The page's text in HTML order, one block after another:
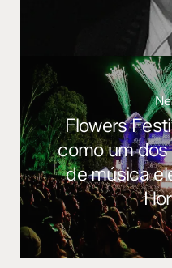
Flowers
como um
de música